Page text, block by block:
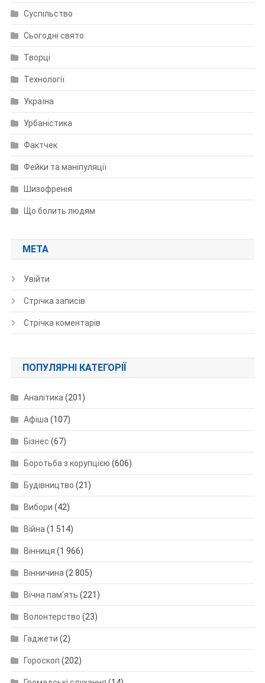
Суспільство
Сьогодні свято
Творці
Технології
Україна
Урбаністика
Фактчек
Фейки та маніпуляції
Шизофренія
Що болить людям
МЕТА
Увійти
Стрічка записів
Стрічка коментарів
ПОПУЛЯРНІ КАТЕГОРІЇ
Аналітика(201)
Афіша(107)
Бізнес (67)
Боротьба з корупцією (606)
Будівництво (21)
Вибори (42)
Війна(1 514)
Вінниця (1 966)
Вінничина(2 805)
Вічна пам'ять (221)
Волонтерство (23)
Гаджети (2)
Гороскоп (202)